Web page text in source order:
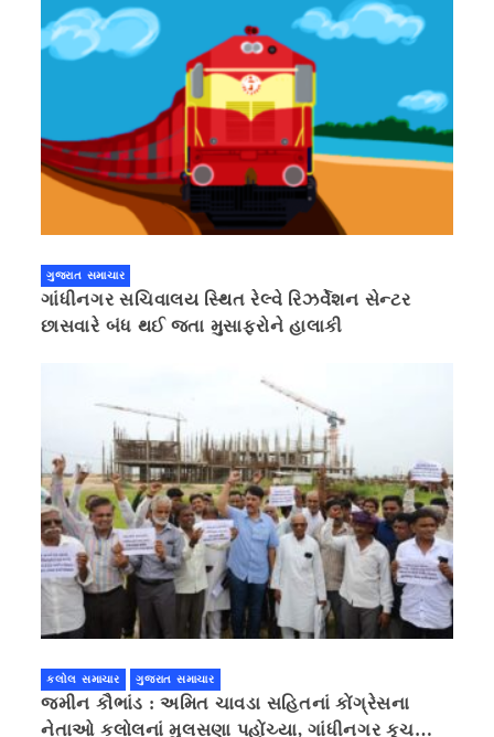
ગુજરાત સમાચાર
ગાંધીનગર સચિવાલય સ્થિત રેલ્વે રિઝર્વેશન સેન્ટર
છાસવારે બંધ થઈ જતા મુસાફરોને હાલાકી
કલોલ સમાચાર ગુજરાત સમાચાર
જમીન કૌભાંડ : અમિત ચાવડા સહિતનાં કોંગ્રેસના
નેતાઓ કલોલનાં મુલસણા પહોંચ્યા, ગાંધીનગર કૂચ